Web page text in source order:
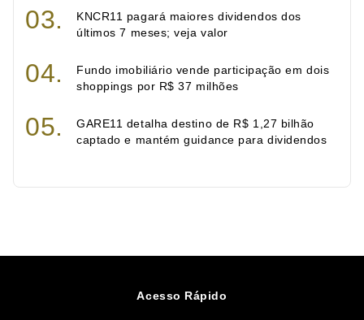
KNCR11 pagará maiores dividendos dos
últimos 7 meses; veja valor
Fundo imobiliário vende participação em dois
shoppings por R$ 37 milhões
GARE11 detalha destino de R$ 1,27 bilhão
captado e mantém guidance para dividendos
Acesso Rápido